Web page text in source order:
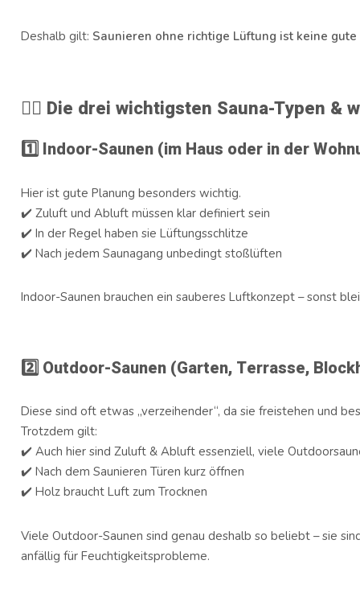
Deshalb gilt: Saunieren ohne richtige Lüftung ist keine gute
🧖‍♀️ Die drei wichtigsten Sauna-Typen &
1️⃣ Indoor-Saunen (im Haus oder in der
Hier ist gute Planung besonders wichtig.
✔️ Zuluft und Abluft müssen klar definiert sein
✔️ In der Regel haben sie Lüftungsschlitze
✔️ Nach jedem Saunagang unbedingt stoßlüften
Indoor-Saunen brauchen ein sauberes Luftkonzept – sonst
2️⃣ Outdoor-Saunen (Garten, Terrasse,
Diese sind oft etwas „verzeihender“, da sie freistehen und
Trotzdem gilt:
✔️ Auch hier sind Zuluft & Abluft essenziell, viele
✔️ Nach dem Saunieren Türen kurz öffnen
✔️ Holz braucht Luft zum Trocknen
Viele Outdoor-Saunen sind genau deshalb so beliebt – sie
anfällig für Feuchtigkeitsprobleme.